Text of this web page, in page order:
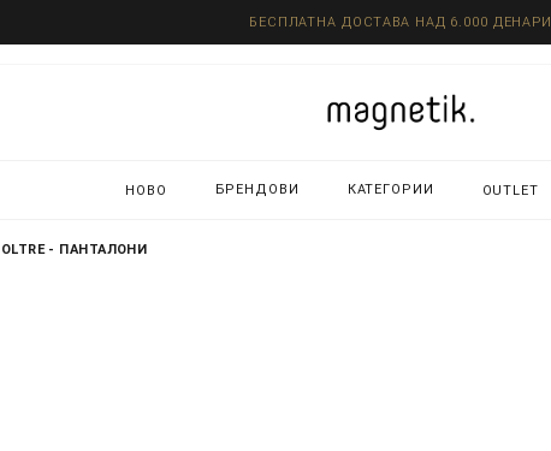
БЕСПЛАТНА ДОСТАВА НАД 6.000 ДЕНАРИ
НОВО БРЕНДОВИ КАТЕГОРИИ OUTLET
OLTRE - ПАНТАЛОНИ